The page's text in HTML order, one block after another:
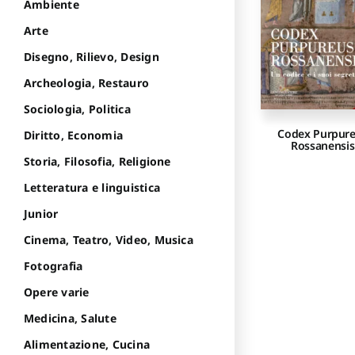
Codex
Rossanensis
Ambiente
Arte
Disegno, Rilievo, Design
Archeologia, Restauro
Sociologia, Politica
Diritto, Economia
Storia, Filosofia, Religione
Letteratura e linguistica
Junior
Cinema, Teatro, Video, Musica
Fotografia
Opere varie
Medicina, Salute
Alimentazione, Cucina